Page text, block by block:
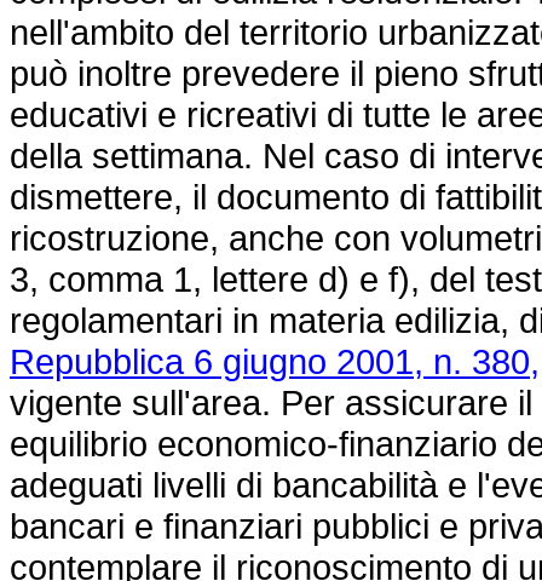
nell'ambito del territorio
può inoltre prevedere il pieno
educativi e ricreativi di tutte le
della settimana. Nel caso di
dismettere, il documento di
ricostruzione, anche con
3, comma 1, lettere d) e f), del
regolamentari in materia edilizia,
Repubblica 6 giugno 2001, n. 380,
vigente sull'area. Per assicurare
equilibrio economico-finanziario
adeguati livelli di bancabilità e
bancari e finanziari pubblici e
contemplare il riconoscimento di